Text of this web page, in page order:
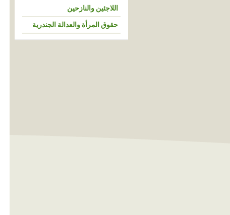
اللاجئين والنازحين
حقوق المرأة والعدالة الجندرية